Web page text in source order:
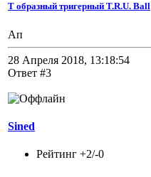
Т образный тригерный T.R.U. Ball
Ап
28 Апреля 2018, 13:18:54
Ответ #3
Sined
Рейтинг +2/-0